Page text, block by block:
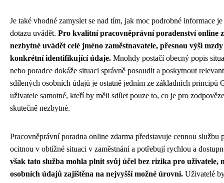
Je také vhodné zamyslet se nad tím, jak moc podrobné informace
dotazu uvádět. Pro kvalitní pracovněprávní poradenství online
nezbytné uvádět celé jméno zaměstnavatele, přesnou výši
konkrétní identifikující údaje. Mnohdy postačí obecný popis
nebo poradce dokáže situaci správně posoudit a poskytnout
sdílených osobních údajů je ostatně jedním ze základních principů
uživatele samotné, kteří by měli sdílet pouze to, co je pro
skutečně nezbytné.
Pracovněprávní poradna online zdarma představuje cennou službu
ocitnou v obtížné situaci v zaměstnání a potřebují rychlou a
však tato služba mohla plnit svůj účel bez rizika pro uživatele,
osobních údajů zajištěna na nejvyšší možné úrovni. Uživatelé